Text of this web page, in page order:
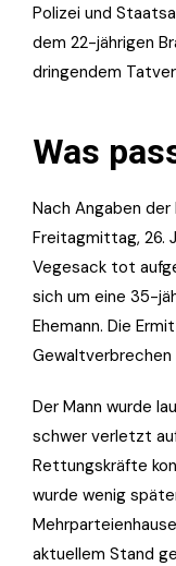
Polizei und
dem 22-jährigen
dringendem
Was
Nach Angaben der
Freitagmittag, 26.
Vegesack tot
sich um eine 35-
Ehemann. Die
Gewaltverbrechen
Der Mann wurde
schwer verletzt
Rettungskräfte
wurde wenig
aktuellem Stand